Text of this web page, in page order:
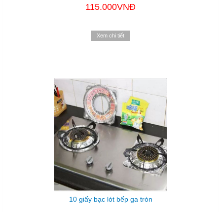
115.000VNĐ
Xem chi tiết
10 giấy bạc lót bếp ga tròn